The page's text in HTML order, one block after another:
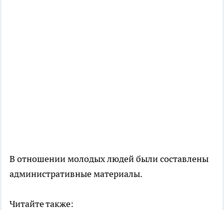
В отношении молодых людей были составлены
административные материалы.
Читайте также: